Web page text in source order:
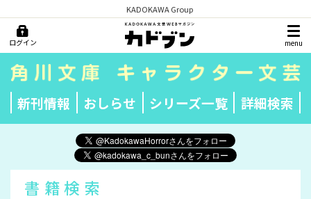
KADOKAWA Group
ログイン menu
新刊情報 おしらせ シリーズ一覧 詳細検索
書籍検索